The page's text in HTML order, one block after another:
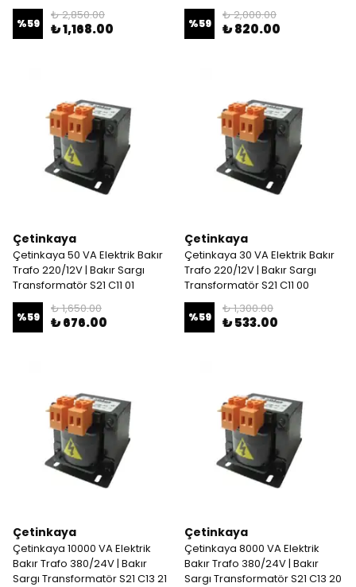
%59
₺ 2,850.00
₺ 1,168.00 %59
₺ 2,000.00
₺ 820.00
Çetinkaya
Çetinkaya 50 VA Elektrik Bakır
Trafo 220/12V | Bakır Sargı
Transformatör S21 C11 01
%59
₺ 1,650.00
₺ 676.00
Çetinkaya
Çetinkaya 30 VA Elektrik Bakır
Trafo 220/12V | Bakır Sargı
Transformatör S21 C11 00
%59
₺ 1,300.00
₺ 533.00
Çetinkaya
Çetinkaya 10000 VA Elektrik
Bakır Trafo 380/24V | Bakır
Sargı Transformatör S21 C13 21
Çetinkaya
Çetinkaya 8000 VA Elektrik
Bakır Trafo 380/24V | Bakır
Sargı Transformatör S21 C13 20